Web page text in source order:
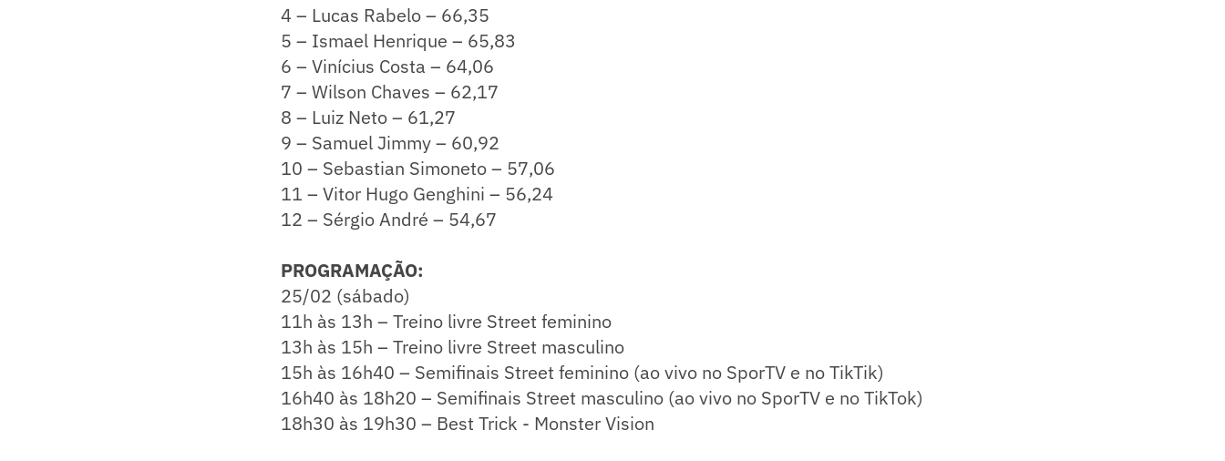
4 – Lucas Rabelo – 66,35
5 – Ismael Henrique – 65,83
6 – Vinícius Costa – 64,06
7 – Wilson Chaves – 62,17
8 – Luiz Neto – 61,27
9 – Samuel Jimmy – 60,92
10 – Sebastian Simoneto – 57,06
11 – Vitor Hugo Genghini – 56,24
12 – Sérgio André – 54,67
PROGRAMAÇÃO:
25/02 (sábado)
11h às 13h – Treino livre Street feminino
13h às 15h – Treino livre Street masculino
15h às 16h40 – Semifinais Street feminino (ao vivo no SporTV e no TikTik)
16h40 às 18h20 – Semifinais Street masculino (ao vivo no SporTV e no TikTok)
18h30 às 19h30 – Best Trick - Monster Vision